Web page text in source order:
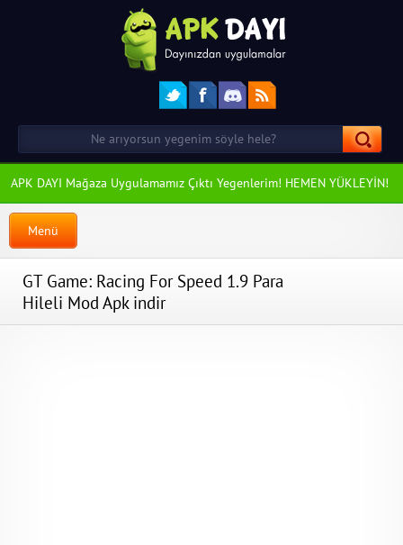
APK DAYI Mağaza Uygulamamız Çıktı Yegenlerim! HEMEN YÜKLEYİN!
Menü
GT Game: Racing For Speed 1.9 Para
Hileli Mod Apk indir